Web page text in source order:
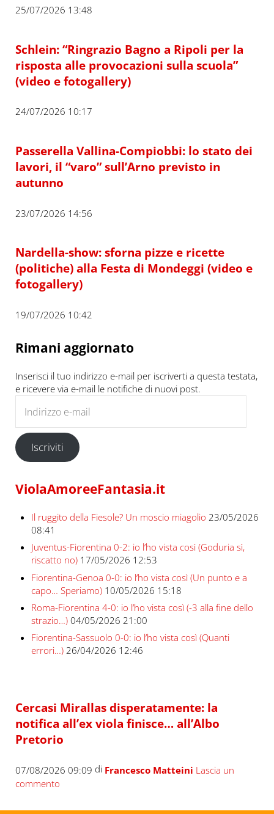
25/07/2026 13:48
Schlein: “Ringrazio Bagno a Ripoli per la
risposta alle provocazioni sulla scuola”
(video e fotogallery)
24/07/2026 10:17
Passerella Vallina-Compiobbi: lo stato dei
lavori, il “varo” sull’Arno previsto in
autunno
23/07/2026 14:56
Nardella-show: sforna pizze e ricette
(politiche) alla Festa di Mondeggi (video e
fotogallery)
19/07/2026 10:42
Rimani aggiornato
Inserisci il tuo indirizzo e-mail per iscriverti a questa testata,
e ricevere via e-mail le notifiche di nuovi post.
Iscriviti
ViolaAmoreeFantasia.it
Il ruggito della Fiesole? Un moscio miagolio 23/05/2026
08:41
Juventus-Fiorentina 0-2: io l’ho vista così (Goduria sì,
riscatto no) 17/05/2026 12:53
Fiorentina-Genoa 0-0: io l’ho vista così (Un punto e a
capo… Speriamo) 10/05/2026 15:18
Roma-Fiorentina 4-0: io l’ho vista così (-3 alla fine dello
strazio…) 04/05/2026 21:00
Fiorentina-Sassuolo 0-0: io l’ho vista così (Quanti
errori…) 26/04/2026 12:46
Cercasi Mirallas disperatamente: la
notifica all’ex viola finisce… all’Albo
Pretorio
07/08/2026 09:09 di Francesco Matteini Lascia un
commento